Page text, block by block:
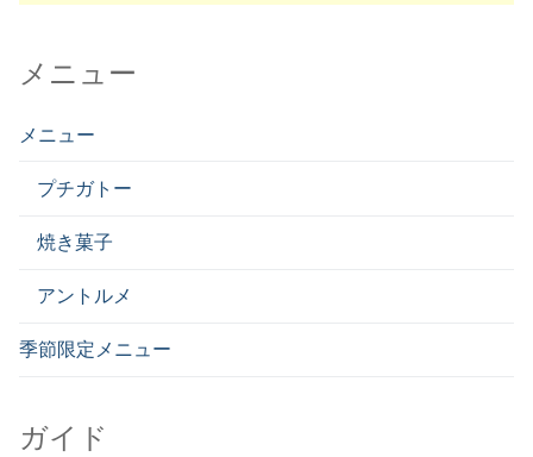
メニュー
メニュー
プチガトー
焼き菓子
アントルメ
季節限定メニュー
ガイド